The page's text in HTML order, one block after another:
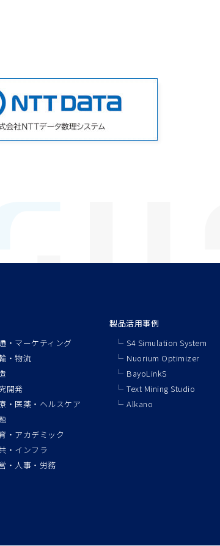
・マーケティング
・物流
開発
・医薬・ヘルスケア
・アカデミック
・インフラ
・人事・労務
製品活用事例
S4 Simulation System
Nuorium Optimizer
BayoLinkS
Text Mining Studio
Alkano